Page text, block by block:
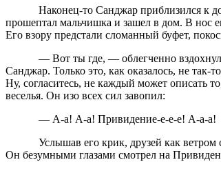
Наконец-то Санджар приблизился к
прошептал мальчишка и зашел в дом. В нос
Его взору предстали сломанный буфет,
— Вот ты где, — облегченно вздохнул он,
Санджар. Только это, как оказалось, не так-
Ну, согласитесь, не каждый может описать
веселья. Он изо всех сил завопил:
— А-а! А-а! Привидение-е-е-е! А-а-а!
Услышав его крик, друзей как ветром
Он безумными глазами смотрел на